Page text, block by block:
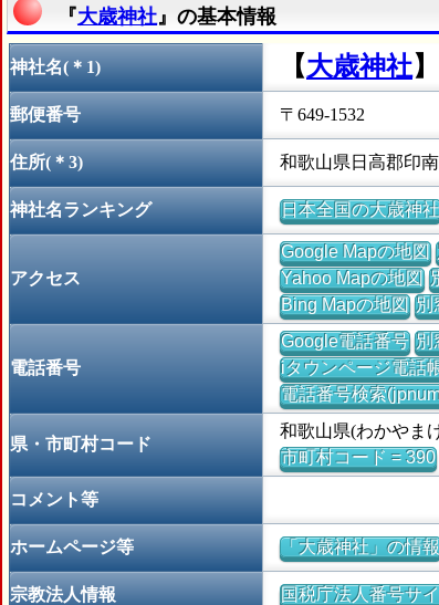
『大歳神社 』の基本情報
神社名(＊1) 【大歳神社】
郵便番号 〒649-1532
住所(＊3) 和歌山県日高郡印
神社名ランキング 日本全国の大歳神社
アクセス
Google Mapの地図
Yahoo Mapの地図
Bing Mapの地図 別
電話番号
Google電話番号 別
iタウンページ電話
電話番号検索
県・市町村コード
和歌山県(わかやま
市町村コード = 390
コメント等
ホームページ等 「大歳神社」の情報
宗教法人情報 国税庁法人番号サ